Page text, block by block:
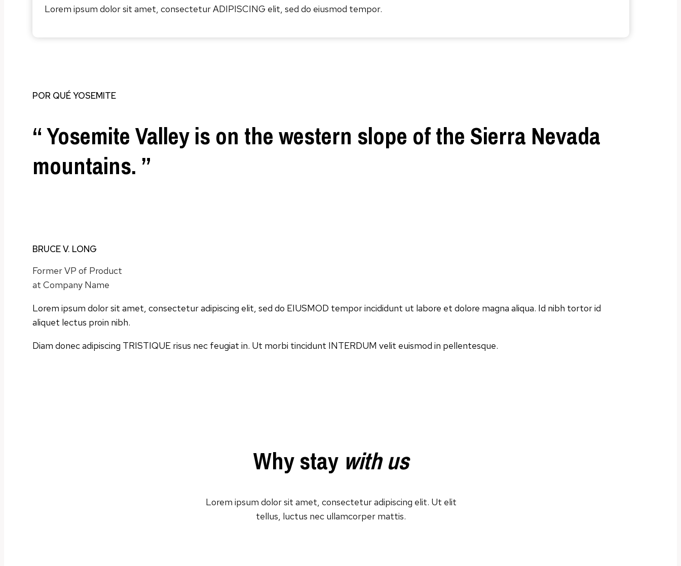
Lorem ipsum dolor sit amet, consectetur ADIPISCING elit, sed do eiusmod tempor.
POR QUÉ YOSEMITE
“ Yosemite Valley is on the western slope of the Sierra Nevada
mountains. ”
BRUCE V. LONG
Former VP of Product
at Company Name
Lorem ipsum dolor sit amet, consectetur adipiscing elit, sed do EIUSMOD tempor incididunt ut labore et dolore magna aliqua. Id nibh tortor id
aliquet lectus proin nibh.
Diam donec adipiscing TRISTIQUE risus nec feugiat in. Ut morbi tincidunt INTERDUM velit euismod in pellentesque.
Why stay with us
Lorem ipsum dolor sit amet, consectetur adipiscing elit. Ut elit
tellus, luctus nec ullamcorper mattis.